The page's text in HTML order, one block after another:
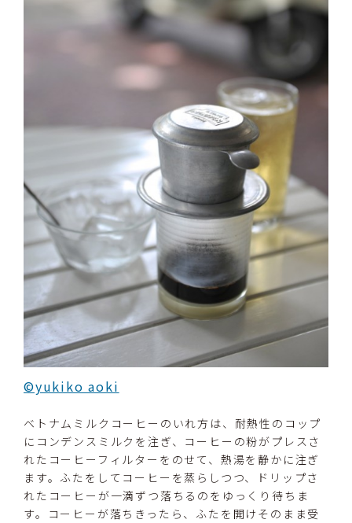
©yukiko aoki
ベトナムミルクコーヒーのいれ方は、耐熱性のコップ
にコンデンスミルクを注ぎ、コーヒーの粉がプレスさ
れたコーヒーフィルターをのせて、熱湯を静かに注ぎ
ます。ふたをしてコーヒーを蒸らしつつ、ドリップさ
れたコーヒーが一滴ずつ落ちるのをゆっくり待ちま
す。コーヒーが落ちきったら、ふたを開けそのまま受